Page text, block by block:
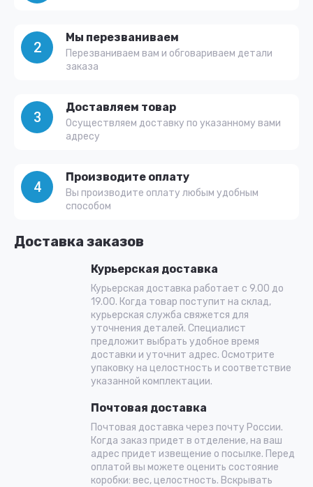
2
Мы перезваниваем
Перезваниваем вам и обговариваем детали
заказа
3
Доставляем товар
Осуществляем доставку по указанному вами
адресу
4
Производите оплату
Вы производите оплату любым удобным
способом
Доставка заказов
Курьерская доставка
Курьерская доставка работает с 9.00 до
19.00. Когда товар поступит на склад,
курьерская служба свяжется для
уточнения деталей. Специалист
предложит выбрать удобное время
доставки и уточнит адрес. Осмотрите
упаковку на целостность и соответствие
указанной комплектации.
Почтовая доставка
Почтовая доставка через почту России.
Когда заказ придет в отделение, на ваш
адрес придет извещение о посылке. Перед
оплатой вы можете оценить состояние
коробки: вес, целостность. Вскрывать